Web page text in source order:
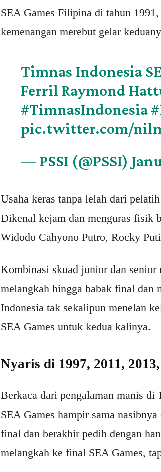
SEA Games Filipina di tahun
kemenangan merebut gelar
Timnas Indonesia
Ferril Raymond
#TimnasIndonesia
pic.twitter.com/
— PSSI (@PSSI)
Usaha keras tanpa lelah dari
Dikenal kejam dan menguras fisik
Widodo Cahyono Putro, Rocky
Kombinasi skuad junior dan
melangkah hingga babak final dan
Indonesia tak sekalipun menelan
SEA Games untuk kedua kalinya.
Nyaris di 1997, 2011,
Berkaca dari pengalaman manis di
SEA Games hampir sama
final dan berakhir pedih dengan
melangkah ke final SEA Games,